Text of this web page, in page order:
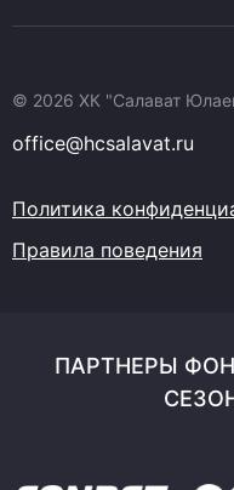
© 2026 ХК "Салават
office@hcsalavat.ru
Политика
Правила поведения
ПАРТНЕРЫ